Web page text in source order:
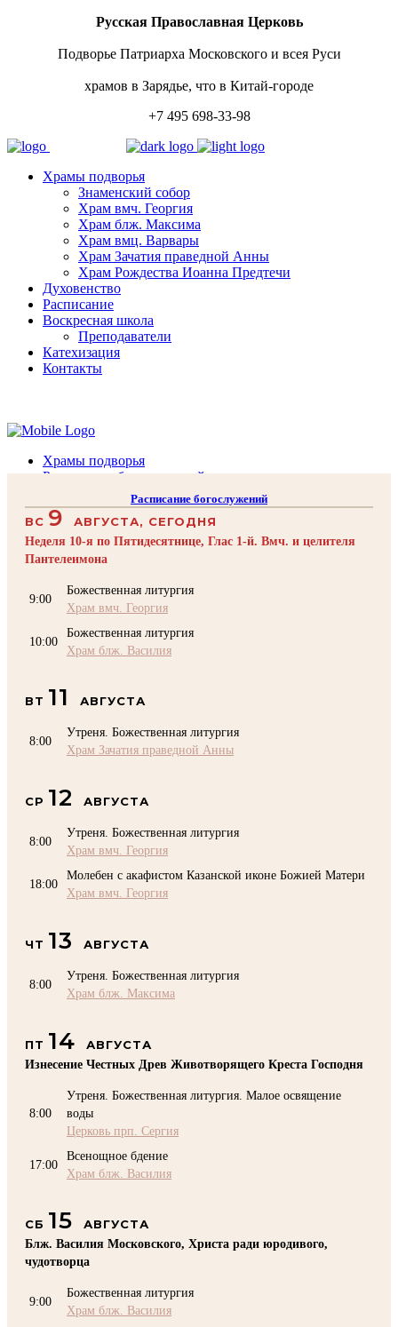
Русская Православная Церковь
Подворье Патриарха Московского и всея Руси
храмов в Зарядье, что в Китай-городе
+7 495 698-33-98
Храмы подворья
Знаменский собор
Храм вмч. Георгия
Храм блж. Максима
Храм вмц. Варвары
Храм Зачатия праведной Анны
Храм Рождества Иоанна Предтечи
Духовенство
Расписание
Воскресная школа
Преподаватели
Катехизация
Контакты
Храмы подворья
Расписание богослужений
Воскресная школа
Преподаватели Воскресной школы
Катехизация
КОНТАКТЫ
Расписание богослужений
ВС 9 АВГУСТА, СЕГОДНЯ
Неделя 10-я по Пятидесятнице, Глас 1-й. Вмч. и целителя
Пантелеимона
9:00
Божественная литургия
Храм вмч. Георгия
10:00
Божественная литургия
Храм блж. Василия
ВТ 11 АВГУСТА
8:00
Утреня. Божественная литургия
Храм Зачатия праведной Анны
СР 12 АВГУСТА
8:00
Утреня. Божественная литургия
Храм вмч. Георгия
18:00
Молебен с акафистом Казанской иконе Божией Матери
Храм вмч. Георгия
ЧТ 13 АВГУСТА
8:00
Утреня. Божественная литургия
Храм блж. Максима
ПТ 14
АВГУСТА
Изнесение Честных Древ Животворящего Креста Господня
8:00
Утреня. Божественная литургия. Малое освящение
воды
Церковь прп. Сергия
17:00
Всенощное бдение
Храм блж. Василия
СБ 15
АВГУСТА
Блж. Василия Московского, Христа ради юродивого,
чудотворца
9:00
Божественная литургия
Храм блж. Василия